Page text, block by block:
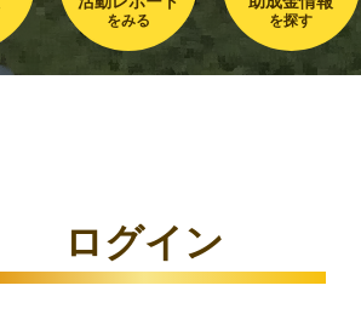
をみる を探す
ログイン